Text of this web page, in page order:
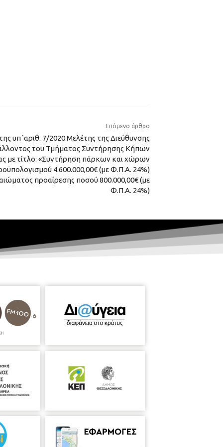
Επόμενο άρθρο
υπ΄αριθ. 7/2020 Μελέτης της Διεύθυνσης
του Τμήματος Συντήρησης Κήπων
με τίτλο: «Συντήρηση πάρκων και χώρων
4.600.000,00€ (με Φ.Π.Α. 24%)
προαίρεσης ποσού 800.000,00€ (με
Φ.Π.Α. 24%)